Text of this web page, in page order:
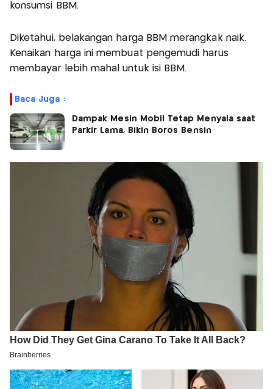
konsumsi BBM.
Diketahui, belakangan harga BBM merangkak naik.
Kenaikan harga ini membuat pengemudi harus
membayar lebih mahal untuk isi BBM.
Baca Juga :
Dampak Mesin Mobil Tetap Menyala saat
Parkir Lama, Bikin Boros Bensin